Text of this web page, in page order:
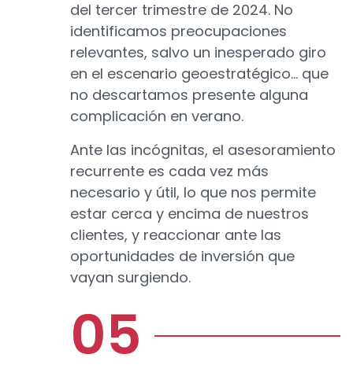
del tercer trimestre de 2024. No
identificamos preocupaciones
relevantes, salvo un inesperado giro
en el escenario geoestratégico… que
no descartamos presente alguna
complicación en verano.
Ante las incógnitas, el asesoramiento
recurrente es cada vez más
necesario y útil, lo que nos permite
estar cerca y encima de nuestros
clientes, y reaccionar ante las
oportunidades de inversión que
vayan surgiendo.